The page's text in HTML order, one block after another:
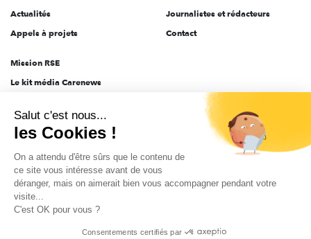
Actualités
Appels à projets
Journalistes et rédacteurs
Contact
Mission RSE
Le kit média Carenews
AEF info
Novethic
PRODURABLE
Inclusiv Day
Données personnelles Mentions légales 2025-2026 Tout droits réservés
Salut c'est nous...
les Cookies !
On a attendu d'être sûrs que le contenu de
ce site vous intéresse avant de vous
déranger, mais on aimerait bien vous accompagner pendant votre
visite...
C'est OK pour vous ?
Consentements certifiés par